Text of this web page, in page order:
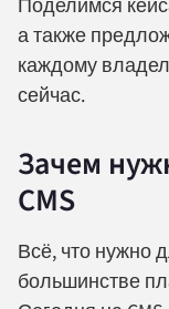
Поделимся
а также
каждому
сейчас.
Зачем
CMS
Всё, что нужно
большинстве